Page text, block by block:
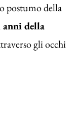
postumo della
anni della
gli occhi